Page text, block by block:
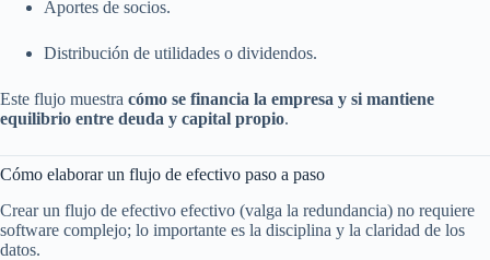
Aportes de socios.
Distribución de utilidades o dividendos.
Este flujo muestra cómo se financia la empresa y si mantiene
equilibrio entre deuda y capital propio.
Cómo elaborar un flujo de efectivo paso a paso
Crear un flujo de efectivo efectivo (valga la redundancia) no requiere
software complejo; lo importante es la disciplina y la claridad de los
datos.